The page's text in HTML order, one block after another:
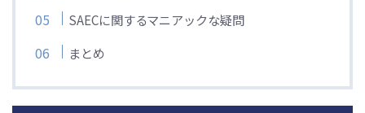
SAECに関するマニアックな疑問
まとめ